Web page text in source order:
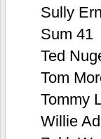
Sully
Sum 41
Ted
Tom
Tommy
Willie